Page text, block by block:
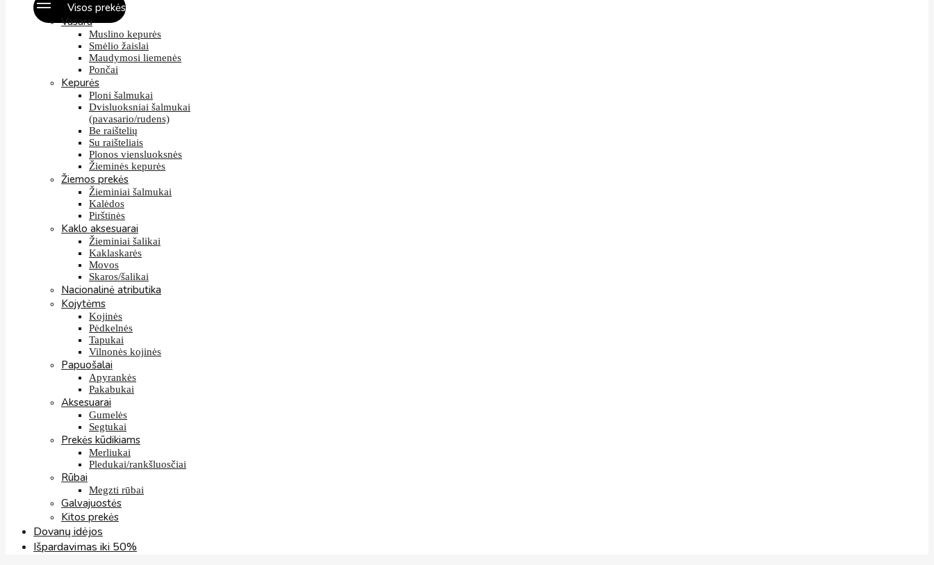
Visos prekės
Vasara
Muslino kepurės
Smėlio žaislai
Maudymosi liemenės
Pončai
Kepurės
Ploni šalmukai
Dvisluoksniai šalmukai
(pavasario/rudens)
Be raištelių
Su raišteliais
Plonos viensluoksnės
Žieminės kepurės
Žiemos prekės
Žieminiai šalmukai
Kalėdos
Pirštinės
Kaklo aksesuarai
Žieminiai šalikai
Kaklaskarės
Movos
Skaros/šalikai
Nacionalinė atributika
Kojytėms
Kojinės
Pėdkelnės
Tapukai
Vilnonės kojinės
Papuošalai
Apyrankės
Pakabukai
Aksesuarai
Gumelės
Segtukai
Prekės kūdikiams
Merliukai
Pledukai/rankšluosčiai
Rūbai
Megzti rūbai
Galvajuostės
Kitos prekės
Dovanų idėjos
Išpardavimas iki 50%